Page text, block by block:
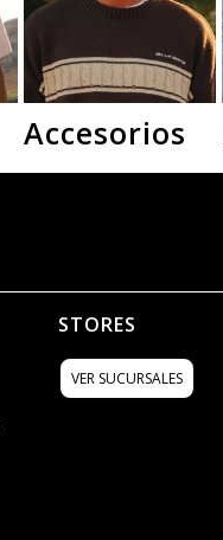
Accesorios
STORES
VER SUCURSALES